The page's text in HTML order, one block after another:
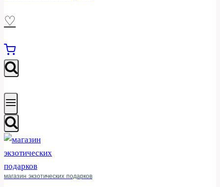
♡
магазин экзотических подарков